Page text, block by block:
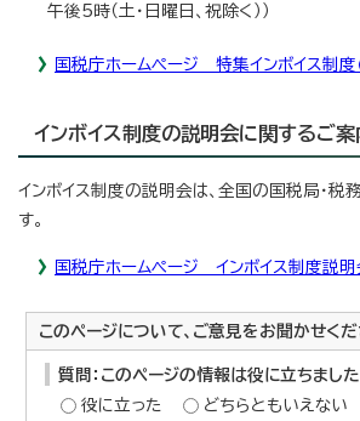
午後5時（土・日曜日、祝除く））
国税庁ホームページ 特集インボイス制度
インボイス制度の説明会に関するご案
インボイス制度の説明会は、全国の国税局・税
す。
国税庁ホームページ インボイス制度説明
このページについて、ご意見をお聞かせく
質問：このページの情報は役に立ちまし
役に立った
どちらともいえない